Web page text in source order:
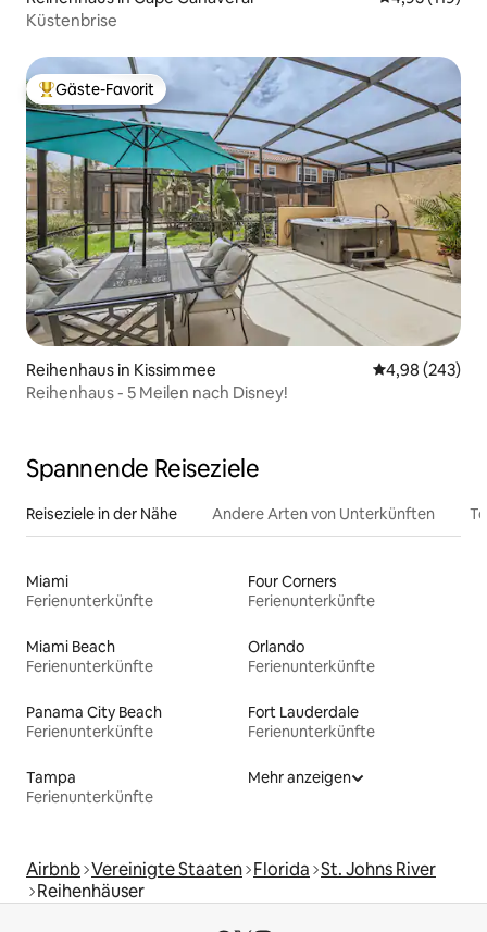
Küstenbrise
Beliebter Gäste-Favorit.
Gäste-Favorit
Reihenhaus in Kissimmee
4,98 (243)
Reihenhaus - 5 Meilen nach Disney!
Spannende Reiseziele
Reiseziele in der Nähe Andere Arten von Unterkünften
Miami
Ferienunterkünfte
Four Corners
Ferienunterkünfte
Miami Beach
Ferienunterkünfte
Orlando
Ferienunterkünfte
Panama City Beach
Ferienunterkünfte
Fort Lauderdale
Ferienunterkünfte
Tampa
Ferienunterkünfte
Mehr anzeigen
Airbnb Vereinigte Staaten Florida St. Johns River
Reihenhäuser